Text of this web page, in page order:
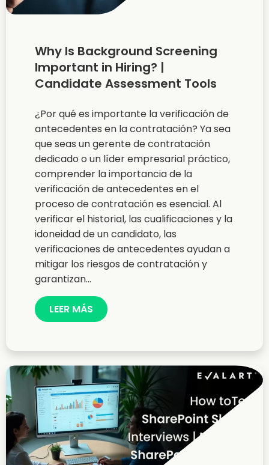
Why Is Background Screening
Important in Hiring? |
Candidate Assessment Tools
¿Por qué es importante la verificación de
antecedentes en la contratación? Ya sea
que seas un gerente de contratación
dedicado o un líder empresarial práctico,
comprender la importancia de la
verificación de antecedentes en el
proceso de contratación es esencial. Al
verificar el historial, las cualificaciones y la
idoneidad de un candidato, las
verificaciones de antecedentes ayudan a
mitigar los riesgos de contratación y
garantizan...
LEER MÁS